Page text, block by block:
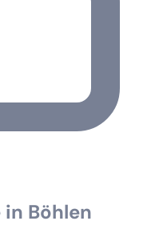
Böhlen